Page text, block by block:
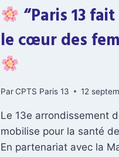
“Paris 13
le cœur des
Par CPTS Paris 13 12
Le 13e arrondissement
mobilise pour la santé
En partenariat avec la